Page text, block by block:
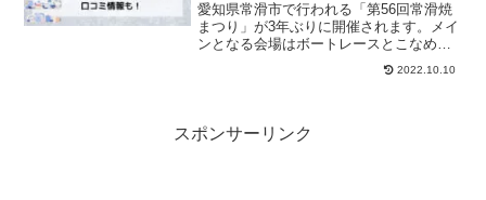
愛知県常滑市で行われる「第56回常滑焼
まつり」が3年ぶりに開催されます。メイ
ンとなる会場はボートレースとこなめ会
場、とこなめセラモール会場、やきもの
散歩道会場、イオンモール常滑の4ヶ所あ
2022.10.10
スポンサーリンク